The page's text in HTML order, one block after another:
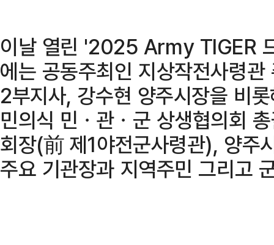
이날 열린 '2025 Army TIGER
에는 공동주최인 지상작전사령
2부지사, 강수현 양주시장을 비
민의식 민ㆍ관ㆍ군 상생협의회
회장(前 제1야전군사령관), 양주
주요 기관장과 지역주민 그리고